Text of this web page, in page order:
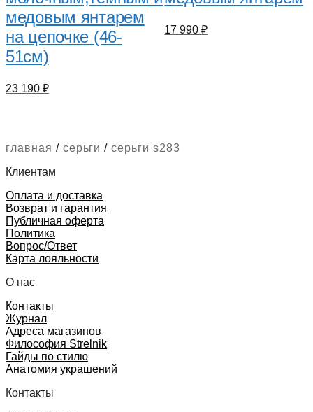
медовым янтарем
на цепочке (46-
51см)
23 190 ₽
17 990₽
главная / серьги /серьги s283
Клиентам
Оплата и доставка
Возврат и гарантия
Публичная оферта
Политика
Вопрос/Ответ
Карта лояльности
О нас
Контакты
Журнал
Адреса магазинов
Философия Strelnik
Гайды по стилю
Анатомия украшений
Контакты